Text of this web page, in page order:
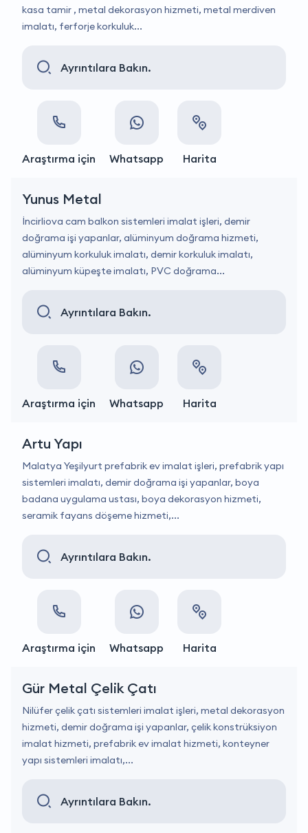
kasa tamir , metal dekorasyon hizmeti, metal merdiven
imalatı, ferforje korkuluk...
Ayrıntılara Bakın.
Araştırma için Whatsapp Harita
Yunus Metal
İncirliova cam balkon sistemleri imalat işleri, demir
doğrama işi yapanlar, alüminyum doğrama hizmeti,
alüminyum korkuluk imalatı, demir korkuluk imalatı,
alüminyum küpeşte imalatı, PVC doğrama...
Ayrıntılara Bakın.
Araştırma için Whatsapp Harita
Artu Yapı
Malatya Yeşilyurt prefabrik ev imalat işleri, prefabrik yapı
sistemleri imalatı, demir doğrama işi yapanlar, boya
badana uygulama ustası, boya dekorasyon hizmeti,
seramik fayans döşeme hizmeti,...
Ayrıntılara Bakın.
Araştırma için Whatsapp Harita
Gür Metal Çelik Çatı
Nilüfer çelik çatı sistemleri imalat işleri, metal dekorasyon
hizmeti, demir doğrama işi yapanlar, çelik konstrüksiyon
imalat hizmeti, prefabrik ev imalat hizmeti, konteyner
yapı sistemleri imalatı,...
Ayrıntılara Bakın.